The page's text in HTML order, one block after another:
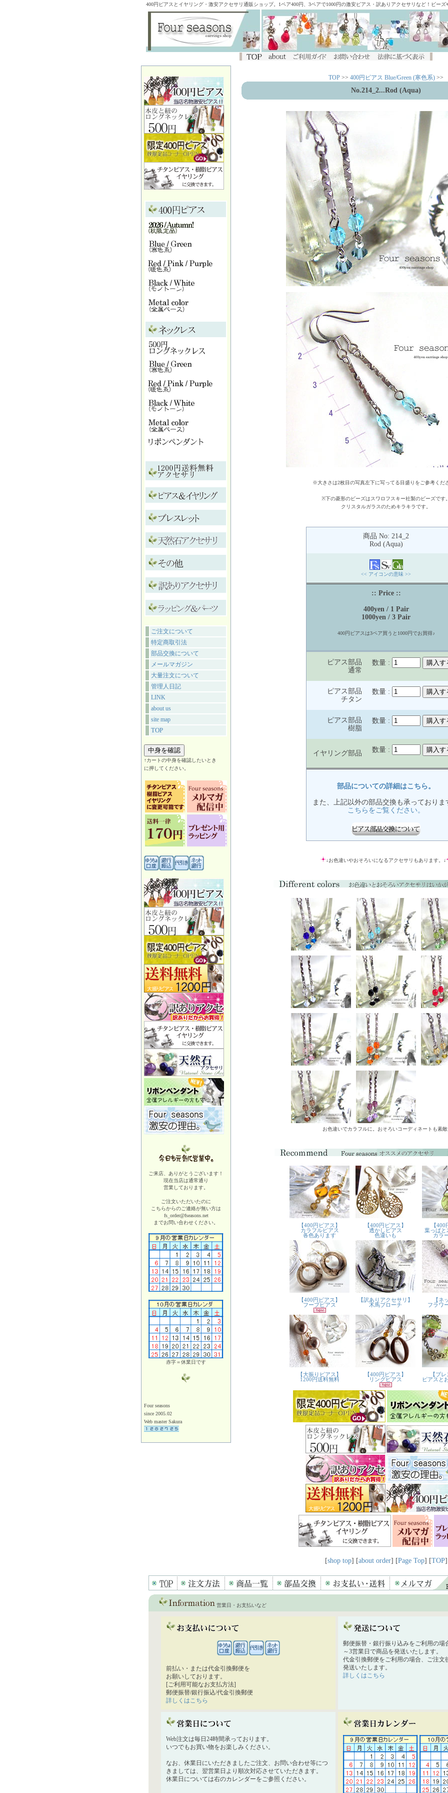
400円ピアスとイヤリング・激安アクセサリ通販ショップ。1ペア400円、3ペアで1000円の激安ピアス・訳ありアクセサリなど！ビー
ご注文について
特定商取引法
部品交換について
メールマガジン
大量注文について
管理人日記
LINK
about us
site map
TOP
↑カートの中身を確認したいとき
に押してください。
ご来店、ありがとうございます！
現在当店は通常通り
営業しております。
ご注文いただいたのに
こちらからのご連絡が無い方は
fs_order@fseasons.net
までお問い合わせください。
赤字＝休業日です
Four seasons
since 2005.02
Web master Sakura
TOP >> 400円ピアス Blue/Green (寒色系) >>
No.214_2...Rod (Aqua)
※大きさは2枚目の写真左下に写ってる目盛りをご参考くだ
※下の菱形のビーズはスワロフスキー社製のビーズです
クリスタルガラスのためキラキラです。
商品 No: 214_2
Rod (Aqua)
<< アイコンの意味 >>
:: Price ::
400yen / 1 Pair
1000yen / 3 Pair
400円ピアスは3ペア買うと1000円でお買得♪
ピアス部品
通常
数量 :
ピアス部品
チタン
数量 :
ピアス部品
樹脂
数量 :
イヤリング部品 数量 :
部品についての詳細はこちら。
また、上記以外の部品交換も承っておりま
こちらをご覧ください。
↓お色違いやおそろいになるアクセサリもあります。↓
お色違いでカラフルに。おそろいコーディネートも素敵
[shop top] [about order] [Page Top] [TOP]
営業日・お支払いなど
前払い・または代金引換郵便を
お願いしております。
[ご利用可能なお支払方法]
郵便振替/銀行振込/代金引換郵便
詳しくはこちら
郵便振替・銀行振り込みをご利用の場
～3営業日で商品を発送いたします。
代金引換郵便をご利用の場合、ご注文
発送いたします。
詳しくはこちら
Web注文は毎日24時間承っております。
いつでもお買い物をお楽しみください。
なお、休業日にいただきましたご注文、お問い合わせ等につ
きましては、翌営業日より順次対応させていただきます。
休業日については右のカレンダーをご参照ください。